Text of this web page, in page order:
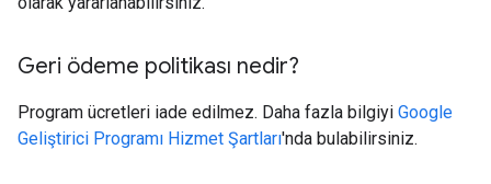
Geri ödeme politikası nedir?
Program ücretleri iade edilmez. Daha fazla bilgiyi Google
Geliştirici Programı Hizmet Şartları'nda bulabilirsiniz.